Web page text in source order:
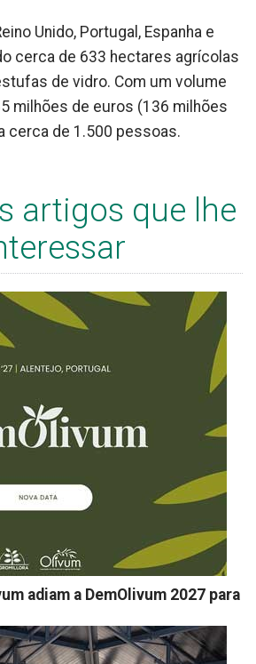
Unido, Portugal, Espanha e
cerca de 633 hectares agrícolas
de vidro. Com um volume
milhões de euros (136 milhões
cerca de 1.500 pessoas.
artigos que lhe
adiam a DemOlivum 2027 para